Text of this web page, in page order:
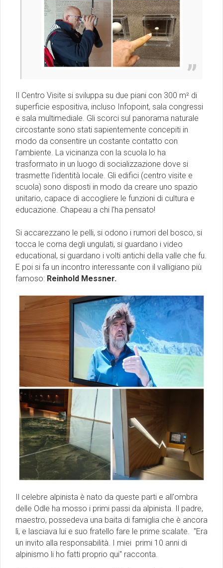
Il Centro Visite si sviluppa su due piani con 300 m² di
superficie espositiva, incluso Infopoint, sala congressi
e sala multimediale. Gli scorci sul panorama naturale
circostante sono stati sapientemente concepiti in
modo da consentire un costante contatto con
l'ambiente. La vicinanza con la scuola lo ha
trasformato in un luogo di socializzazione dove si
trasmette l'identità locale. Gli edifici (centro visite e
scuola) sono disposti in modo da creare uno spazio
unitario, capace di accogliere le funzioni di cultura e
educazione. Chapeau a chi l'ha pensato!
Si accarezzano le pelli, si odono i rumori del bosco, si
tocca le corna degli ungulati, si guardano i video
educational, si guardano i volti antichi della valle che fu.
E poi si fa un incontro interessante con il valligiano più
famoso: Reinhold Messner.
Il celebre alpinista è nato da queste parti e all'ombra
delle Odle ha mosso i primi passi da alpinista. Il padre,
maestro, possedeva una baita di famiglia che è ancora
lì, e lasciava lui e suo fratello fare le prime scalate. ''Era
un invito alla responsabilità. I miei primi 10 anni di
alpinismo li ho fatti proprio qui'' racconta.